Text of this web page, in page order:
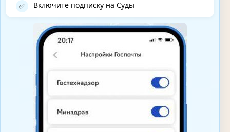
✅ Включите подписку на Суды